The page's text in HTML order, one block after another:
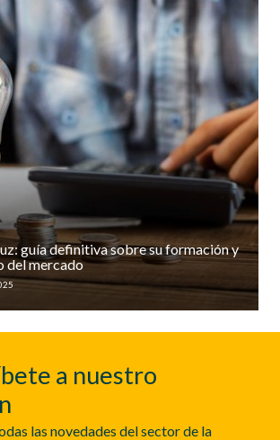
guía definitiva sobre su formación y
del mercado
a nuestro
las novedades del sector de la